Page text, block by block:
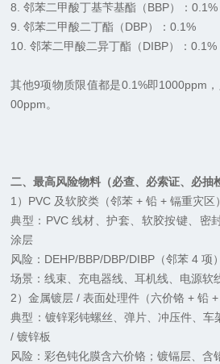
8. 邻苯二甲酸丁基苄基酯（BBP）：0.1%
9. 邻苯二甲酸二丁酯（DBP）：0.1%
10. 邻苯二甲酸二异丁酯（DIBP）：0.1%
其他9项物质限值都是0.1%即1000ppm
00ppm。
二、最高风险物料（必查、必索证、必抽
1）PVC 及软胶类（邻苯 + 铅 + 镉重灾区）
典型：PVC 线材、护套、软胶按键、密
涂层
风险：DEHP/BBP/DBP/DIBP（邻苯 4 项
场景：线束、充电器线、耳机线、电源软
2）金属镀层 / 表面处理件（六价铬 + 铅 +
典型：镀锌彩钝螺丝、弹片、冲压件、车
/ 镀锌板
风险：彩色钝化膜含六价铬；镀镉层、含